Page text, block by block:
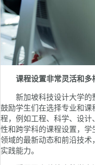
课程设置非常灵活和多
新加坡科技设计大学的
鼓励学生们在选择专业和
程，例如工程、科学、设
性和跨学科的课程设置，
领域的最新动态和前沿技
实践能力。